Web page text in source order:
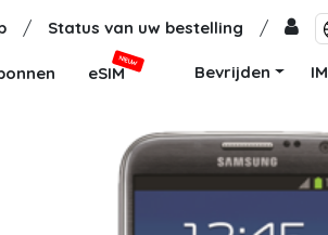
/ Status van uw bestelling /
eSIM
NIEUW
Bevrijden